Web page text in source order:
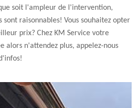
soit l'ampleur de l'intervention,
sont raisonnables! Vous souhaitez opter
prix? Chez KM Service votre
alors n'attendez plus, appelez-nous